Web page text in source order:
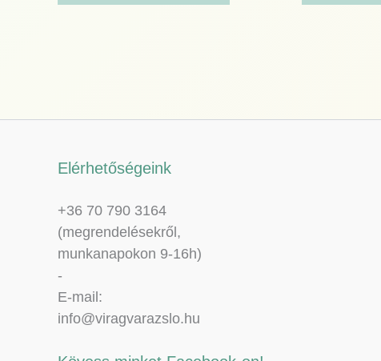
Elérhetőségeink
+36 70 790 3164
(megrendelésekről,
munkanapokon 9-16h)
-
E-mail:
info@viragvarazslo.hu